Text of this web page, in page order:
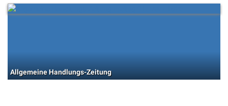
Allgemeine Handlungs-Zeitung